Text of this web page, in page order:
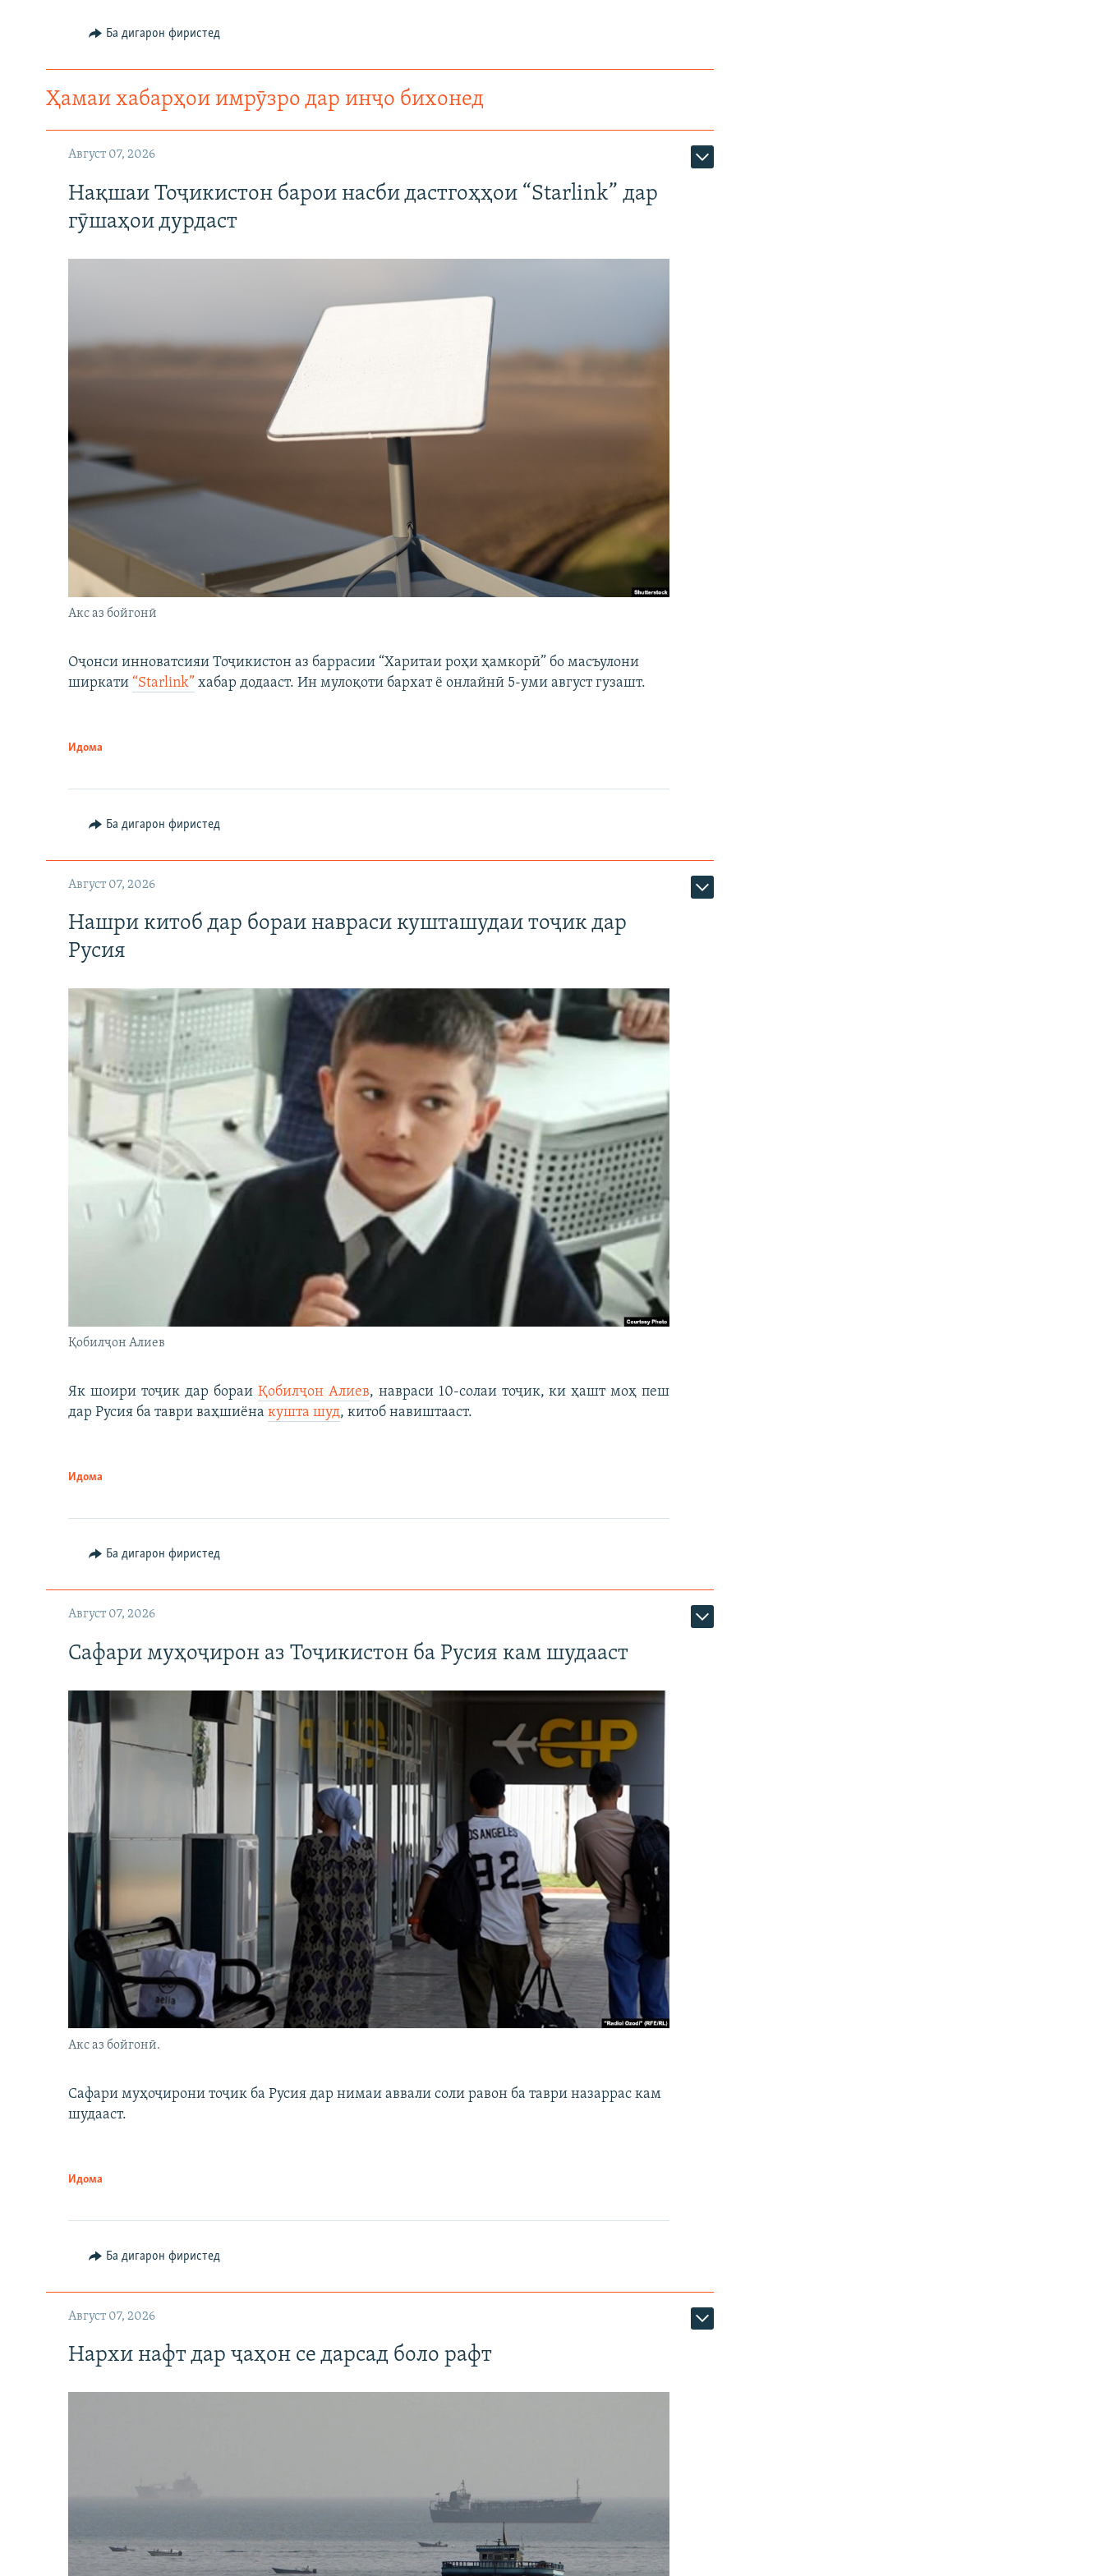
Ба дигарон фиристед
Ҳамаи хабарҳои имрӯзро дар инҷо бихонед
Август 07, 2026
Нақшаи Тоҷикистон барои насби дастгоҳҳои “Starlink” дар
гӯшаҳои дурдаст
Акс аз бойгонӣ
Оҷонси инноватсияи Тоҷикистон аз баррасии “Харитаи роҳи ҳамкорӣ” бо масъулони
ширкати “Starlink” хабар додааст. Ин мулоқоти бархат ё онлайнӣ 5-уми август гузашт.
Идома
Ба дигарон фиристед
Август 07, 2026
Нашри китоб дар бораи навраси кушташудаи тоҷик дар
Русия
Қобилҷон Алиев
Як шоири тоҷик дар бораи Қобилҷон Алиев, навраси 10-солаи тоҷик, ки ҳашт моҳ пеш
дар Русия ба таври ваҳшиёна кушта шуд, китоб навиштааст.
Идома
Ба дигарон фиристед
Август 07, 2026
Сафари муҳоҷирон аз Тоҷикистон ба Русия кам шудааст
Акс аз бойгонӣ.
Сафари муҳоҷирони тоҷик ба Русия дар нимаи аввали соли равон ба таври назаррас кам
шудааст.
Идома
Ба дигарон фиристед
Август 07, 2026
Нархи нафт дар ҷаҳон се дарсад боло рафт